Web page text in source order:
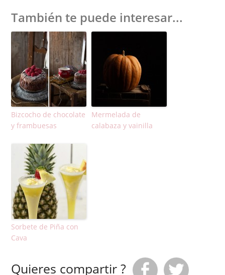
También te puede interesar...
Bizcocho de chocolate
y frambuesas
Mermelada de
calabaza y vainilla
Sorbete de Piña con
Cava
Quieres compartir ?